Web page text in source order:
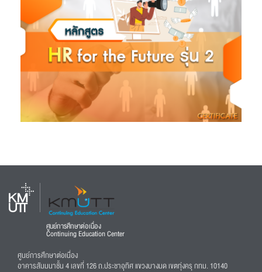
ศูนย์การศึกษาต่อเนื่อง
Continuing Education Center
ศูนย์การศึกษาต่อเนื่อง
อาคารสัมมนาชั้น 4 เลขที่ 126 ถ.ประชาอุทิศ แขวงบางมด เขตทุ่งครุ กทม. 10140